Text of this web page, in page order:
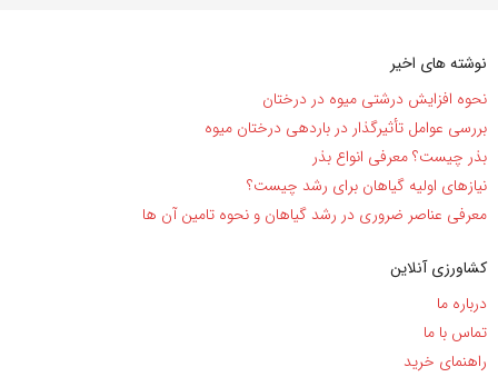
نوشته های اخیر
نحوه افزایش درشتی میوه در درختان
بررسی عوامل تأثیرگذار در باردهی درختان میوه
بذر چیست؟ معرفی انواع بذر
نیاز‌های اولیه گیاهان برای رشد چیست؟
معرفی عناصر ضروری در رشد گیاهان و نحوه تامین آن ها
کشاورزی آنلاین
درباره ما
تماس با ما
راهنمای خرید